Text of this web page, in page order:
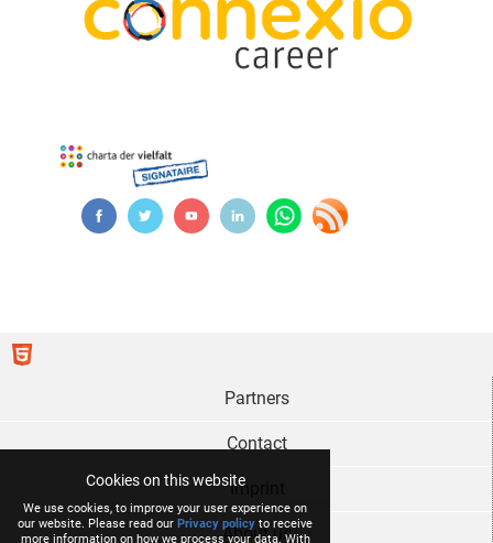
Cookies on this website
We use cookies, to improve your user experience on
our website. Please read our Privacy policy to receive
more information on how we process your data. With
Partners
Contact
Imprint
About us